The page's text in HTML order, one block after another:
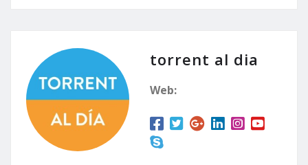
torrent al dia
Web: